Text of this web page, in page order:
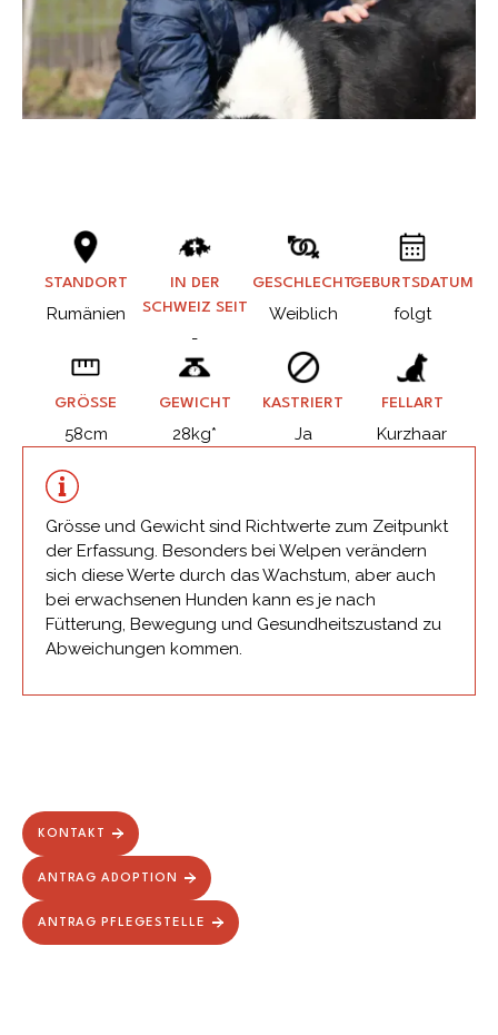
STANDORT
Rumänien
IN DER
SCHWEIZ SEIT
-
GESCHLECHT
Weiblich
GEBURTSDATUM
folgt
GRÖSSE
58cm
GEWICHT
28kg*
KASTRIERT
Ja
FELLART
Kurzhaar
Grösse und Gewicht sind Richtwerte zum Zeitpunkt
der Erfassung. Besonders bei Welpen verändern
sich diese Werte durch das Wachstum, aber auch
bei erwachsenen Hunden kann es je nach
Fütterung, Bewegung und Gesundheitszustand zu
Abweichungen kommen.
KONTAKT
ANTRAG ADOPTION
ANTRAG PFLEGESTELLE